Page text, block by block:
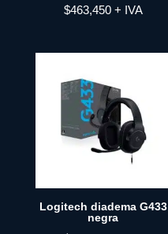
$463,450 + IVA
Logitech diadema G433
negra